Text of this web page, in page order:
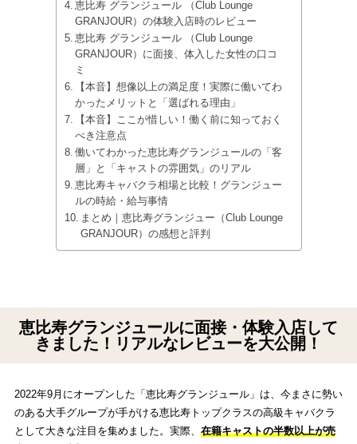
恵比寿 グランジュール （Club Lounge
GRANJOUR）の体験入店時のレビュー
恵比寿 グランジュール （Club Lounge
GRANJOUR）に面接、体入した女性の口コ
ミ
【本音】想像以上の満足度！実際に働いてわ
かったメリットと「選ばれる理由」
【本音】ここが惜しい！働く前に知っておく
べき注意点
働いてわかった恵比寿グランジュールの「客
層」と「キャストの雰囲気」のリアル
恵比寿キャバクラ相場と比較！グランジュー
ルの時給・給与事情
まとめ｜恵比寿グランジュー（Club Lounge
GRANJOUR）の感想と評判
恵比寿グランジュールに面接・体験入店して
きました！リアルなレビューを大公開！
2022年9月にオープンした「恵比寿グランジュール」は、今まさに勢い
のある大手グループが手がける恵比寿トップクラスの高級キャバクラ
として大きな注目を集めました。実際、 在籍キャストの半数以上が売